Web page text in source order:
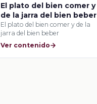
El plato del bien comer y
de la jarra del bien beber
El plato del bien comer y de la
jarra del bien beber
Ver contenido